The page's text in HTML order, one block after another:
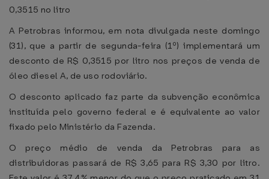
0,3515 no litro
A Petrobras informou, em nota divulgada neste domingo
(31), que a partir de segunda-feira (1º) implementará um
desconto de R$ 0,3515 por litro nos preços de venda de
óleo diesel A, de uso rodoviário.
O desconto aplicado faz parte da subvenção econômica
instituída pelo governo federal e é equivalente ao valor
fixado pelo Ministério da Fazenda.
O preço médio de venda da Petrobras para as
distribuidoras passará de R$ 3,65 para R$ 3,30 por litro.